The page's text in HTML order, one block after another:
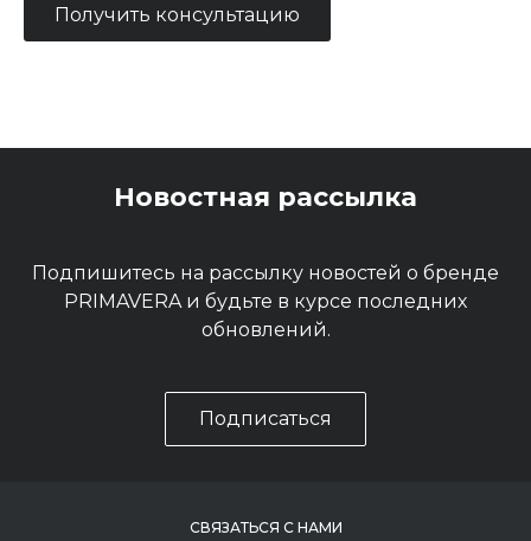
Получить консультацию
Новостная рассылка
Подпишитесь на рассылку новостей о бренде
PRIMAVERA и будьте в курсе последних
обновлений.
Подписаться
СВЯЗАТЬСЯ С НАМИ